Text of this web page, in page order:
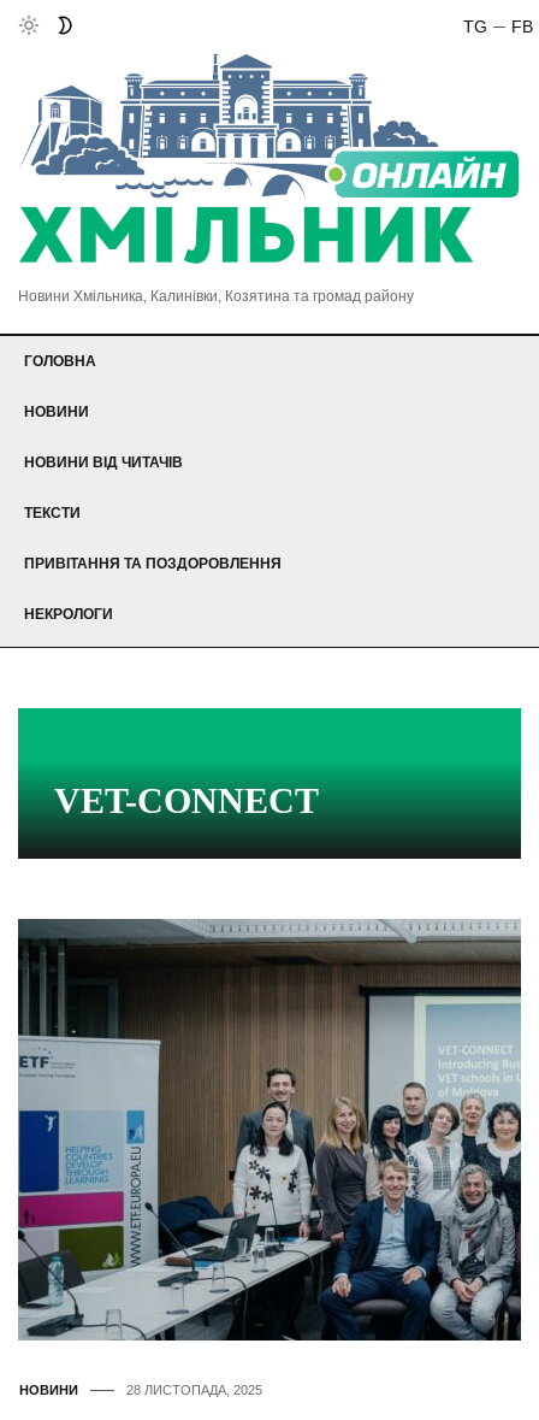
FB
TG
Новини Хмільника, Калинівки, Козятина та громад району
ГОЛОВНА
НОВИНИ
НОВИНИ ВІД ЧИТАЧІВ
ТЕКСТИ
ПРИВІТАННЯ ТА ПОЗДОРОВЛЕННЯ
НЕКРОЛОГИ
VET-CONNECT
НОВИНИ 28 ЛИСТОПАДА, 2025